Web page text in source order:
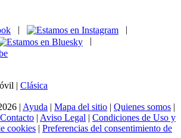
|
|
|
| Clásica
| Ayuda | Mapa del sitio | Quienes somos |
Contacto | Aviso Legal | Condiciones de Uso y
cookies | Preferencias del consentimiento de